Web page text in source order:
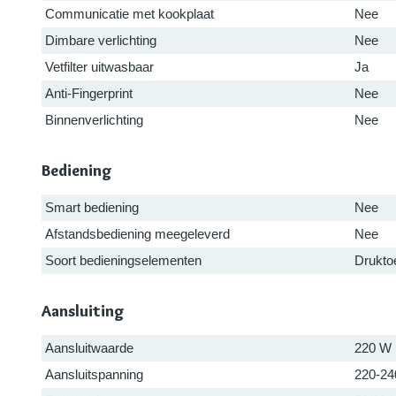
Communicatie met kookplaat
Nee
Dimbare verlichting
Nee
Vetfilter uitwasbaar
Ja
Anti-Fingerprint
Nee
Binnenverlichting
Nee
Bediening
Smart bediening
Nee
Afstandsbediening meegeleverd
Nee
Soort bedieningselementen
Aansluiting
Aansluitwaarde
220 W
Aansluitspanning
220-